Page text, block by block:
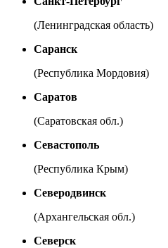
(Ленинградская область)
Саранск
(Республика Мордовия)
Саратов
(Саратовская обл.)
Севастополь
(Республика Крым)
Северодвинск
(Архангельская обл.)
Северск